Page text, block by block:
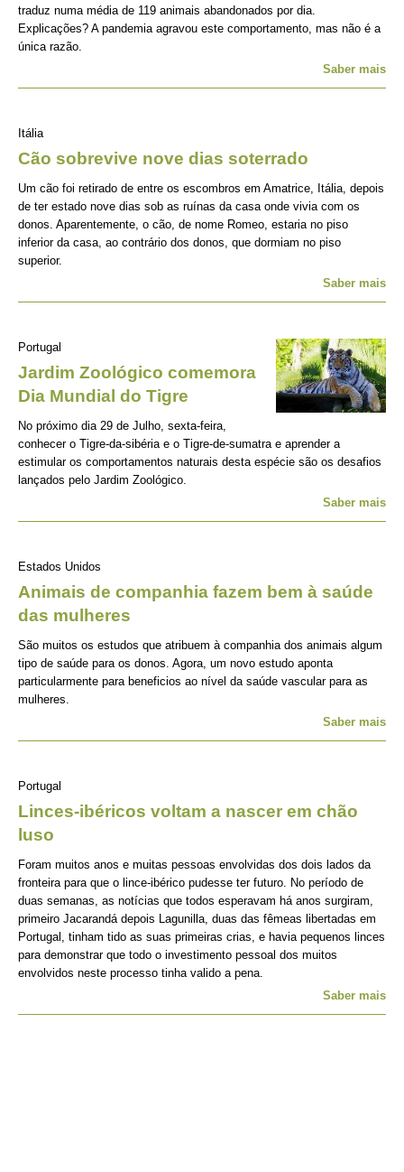
traduz numa média de 119 animais abandonados por dia.
Explicações? A pandemia agravou este comportamento, mas não é a
única razão.
Saber mais
Itália
Cão sobrevive nove dias soterrado
Um cão foi retirado de entre os escombros em Amatrice, Itália, depois
de ter estado nove dias sob as ruínas da casa onde vivia com os
donos. Aparentemente, o cão, de nome Romeo, estaria no piso
inferior da casa, ao contrário dos donos, que dormiam no piso
superior.
Saber mais
Portugal
Jardim Zoológico comemora
Dia Mundial do Tigre
No próximo dia 29 de Julho, sexta-feira,
conhecer o Tigre-da-sibéria e o Tigre-de-sumatra e aprender a
estimular os comportamentos naturais desta espécie são os desafios
lançados pelo Jardim Zoológico.
Saber mais
Estados Unidos
Animais de companhia fazem bem à saúde
das mulheres
São muitos os estudos que atribuem à companhia dos animais algum
tipo de saúde para os donos. Agora, um novo estudo aponta
particularmente para beneficios ao nível da saúde vascular para as
mulheres.
Saber mais
Portugal
Linces-ibéricos voltam a nascer em chão
luso
Foram muitos anos e muitas pessoas envolvidas dos dois lados da
fronteira para que o lince-ibérico pudesse ter futuro. No período de
duas semanas, as notícias que todos esperavam há anos surgiram,
primeiro Jacarandá depois Lagunilla, duas das fêmeas libertadas em
Portugal, tinham tido as suas primeiras crias, e havia pequenos linces
para demonstrar que todo o investimento pessoal dos muitos
envolvidos neste processo tinha valido a pena.
Saber mais